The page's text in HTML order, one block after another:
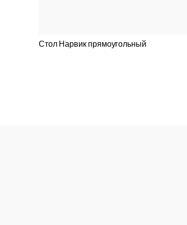
Стол Нарвик прямоугольный